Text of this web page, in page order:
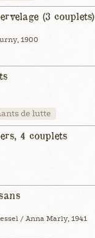
(3 couplets)
1900
de lutte
4 couplets
/ Anna Marly, 1941